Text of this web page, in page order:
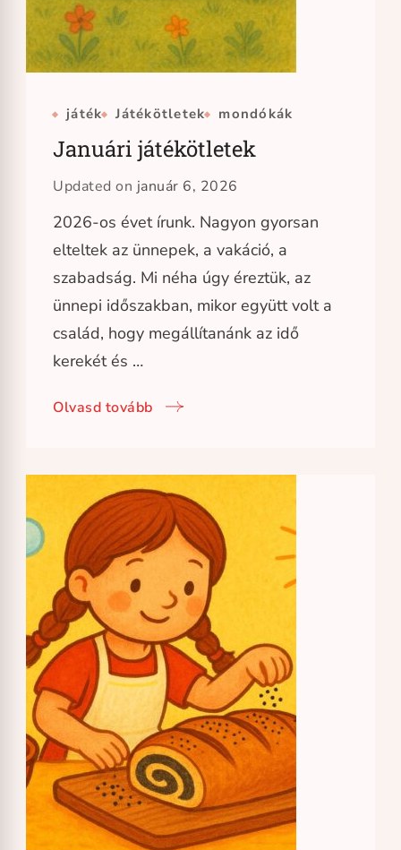
játék Játékötletek mondókák
Januári játékötletek
Updated on január 6, 2026
2026-os évet írunk. Nagyon gyorsan
elteltek az ünnepek, a vakáció, a
szabadság. Mi néha úgy éreztük, az
ünnepi időszakban, mikor együtt volt a
család, hogy megállítanánk az idő
kerekét és …
Olvasd tovább